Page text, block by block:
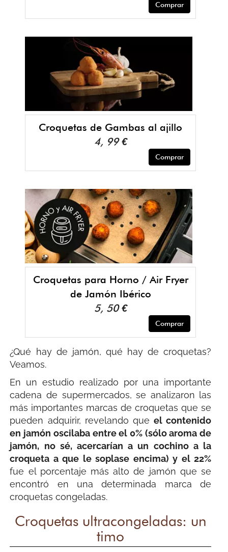
Comprar
Croquetas de Gambas al ajillo
4, 99 €
Comprar
Croquetas para Horno / Air Fryer
de Jamón Ibérico
5, 50 €
Comprar
¿Qué hay de jamón, qué hay de croquetas?
Veamos.
En un estudio realizado por una importante
cadena de supermercados, se analizaron las
más importantes marcas de croquetas que se
pueden adquirir, revelando que el contenido
en jamón oscilaba entre el 0% (sólo aroma de
jamón, no sé, acercarían a un cochino a la
croqueta a que le soplase encima) y el 22%
fue el porcentaje más alto de jamón que se
encontró en una determinada marca de
croquetas congeladas.
Croquetas ultracongeladas: un
timo